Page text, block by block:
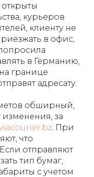
курьеров
клиенту не
в офис,
в Германию,
границе
адресату.
обширный,
за
. При
что
отправляют
тип бумаг,
с учетом